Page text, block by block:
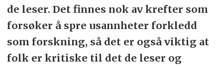
de leser. Det finnes nok av krefter som
forsøker å spre usannheter forkledd
som forskning, så det er også viktig at
folk er kritiske til det de leser og